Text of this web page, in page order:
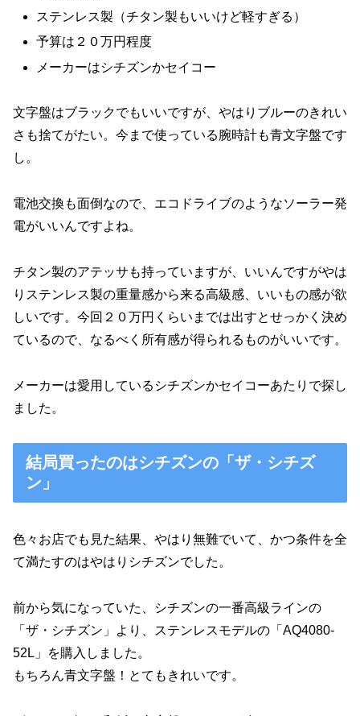
ステンレス製（チタン製もいいけど軽すぎる）
予算は２０万円程度
メーカーはシチズンかセイコー
文字盤はブラックでもいいですが、やはりブルーのきれい
さも捨てがたい。今まで使っている腕時計も青文字盤です
し。
電池交換も面倒なので、エコドライブのようなソーラー発
電がいいんですよね。
チタン製のアテッサも持っていますが、いいんですがやは
りステンレス製の重量感から来る高級感、いいもの感が欲
しいです。今回２０万円くらいまでは出すとせっかく決め
ているので、なるべく所有感が得られるものがいいです。
メーカーは愛用しているシチズンかセイコーあたりで探し
ました。
結局買ったのはシチズンの「ザ・シチズ
ン」
色々お店でも見た結果、やはり無難でいて、かつ条件を全
て満たすのはやはりシチズンでした。
前から気になっていた、シチズンの一番高級ラインの
「ザ・シチズン」より、ステンレスモデルの「AQ4080-
52L」を購入しました。
もちろん青文字盤！とてもきれいです。